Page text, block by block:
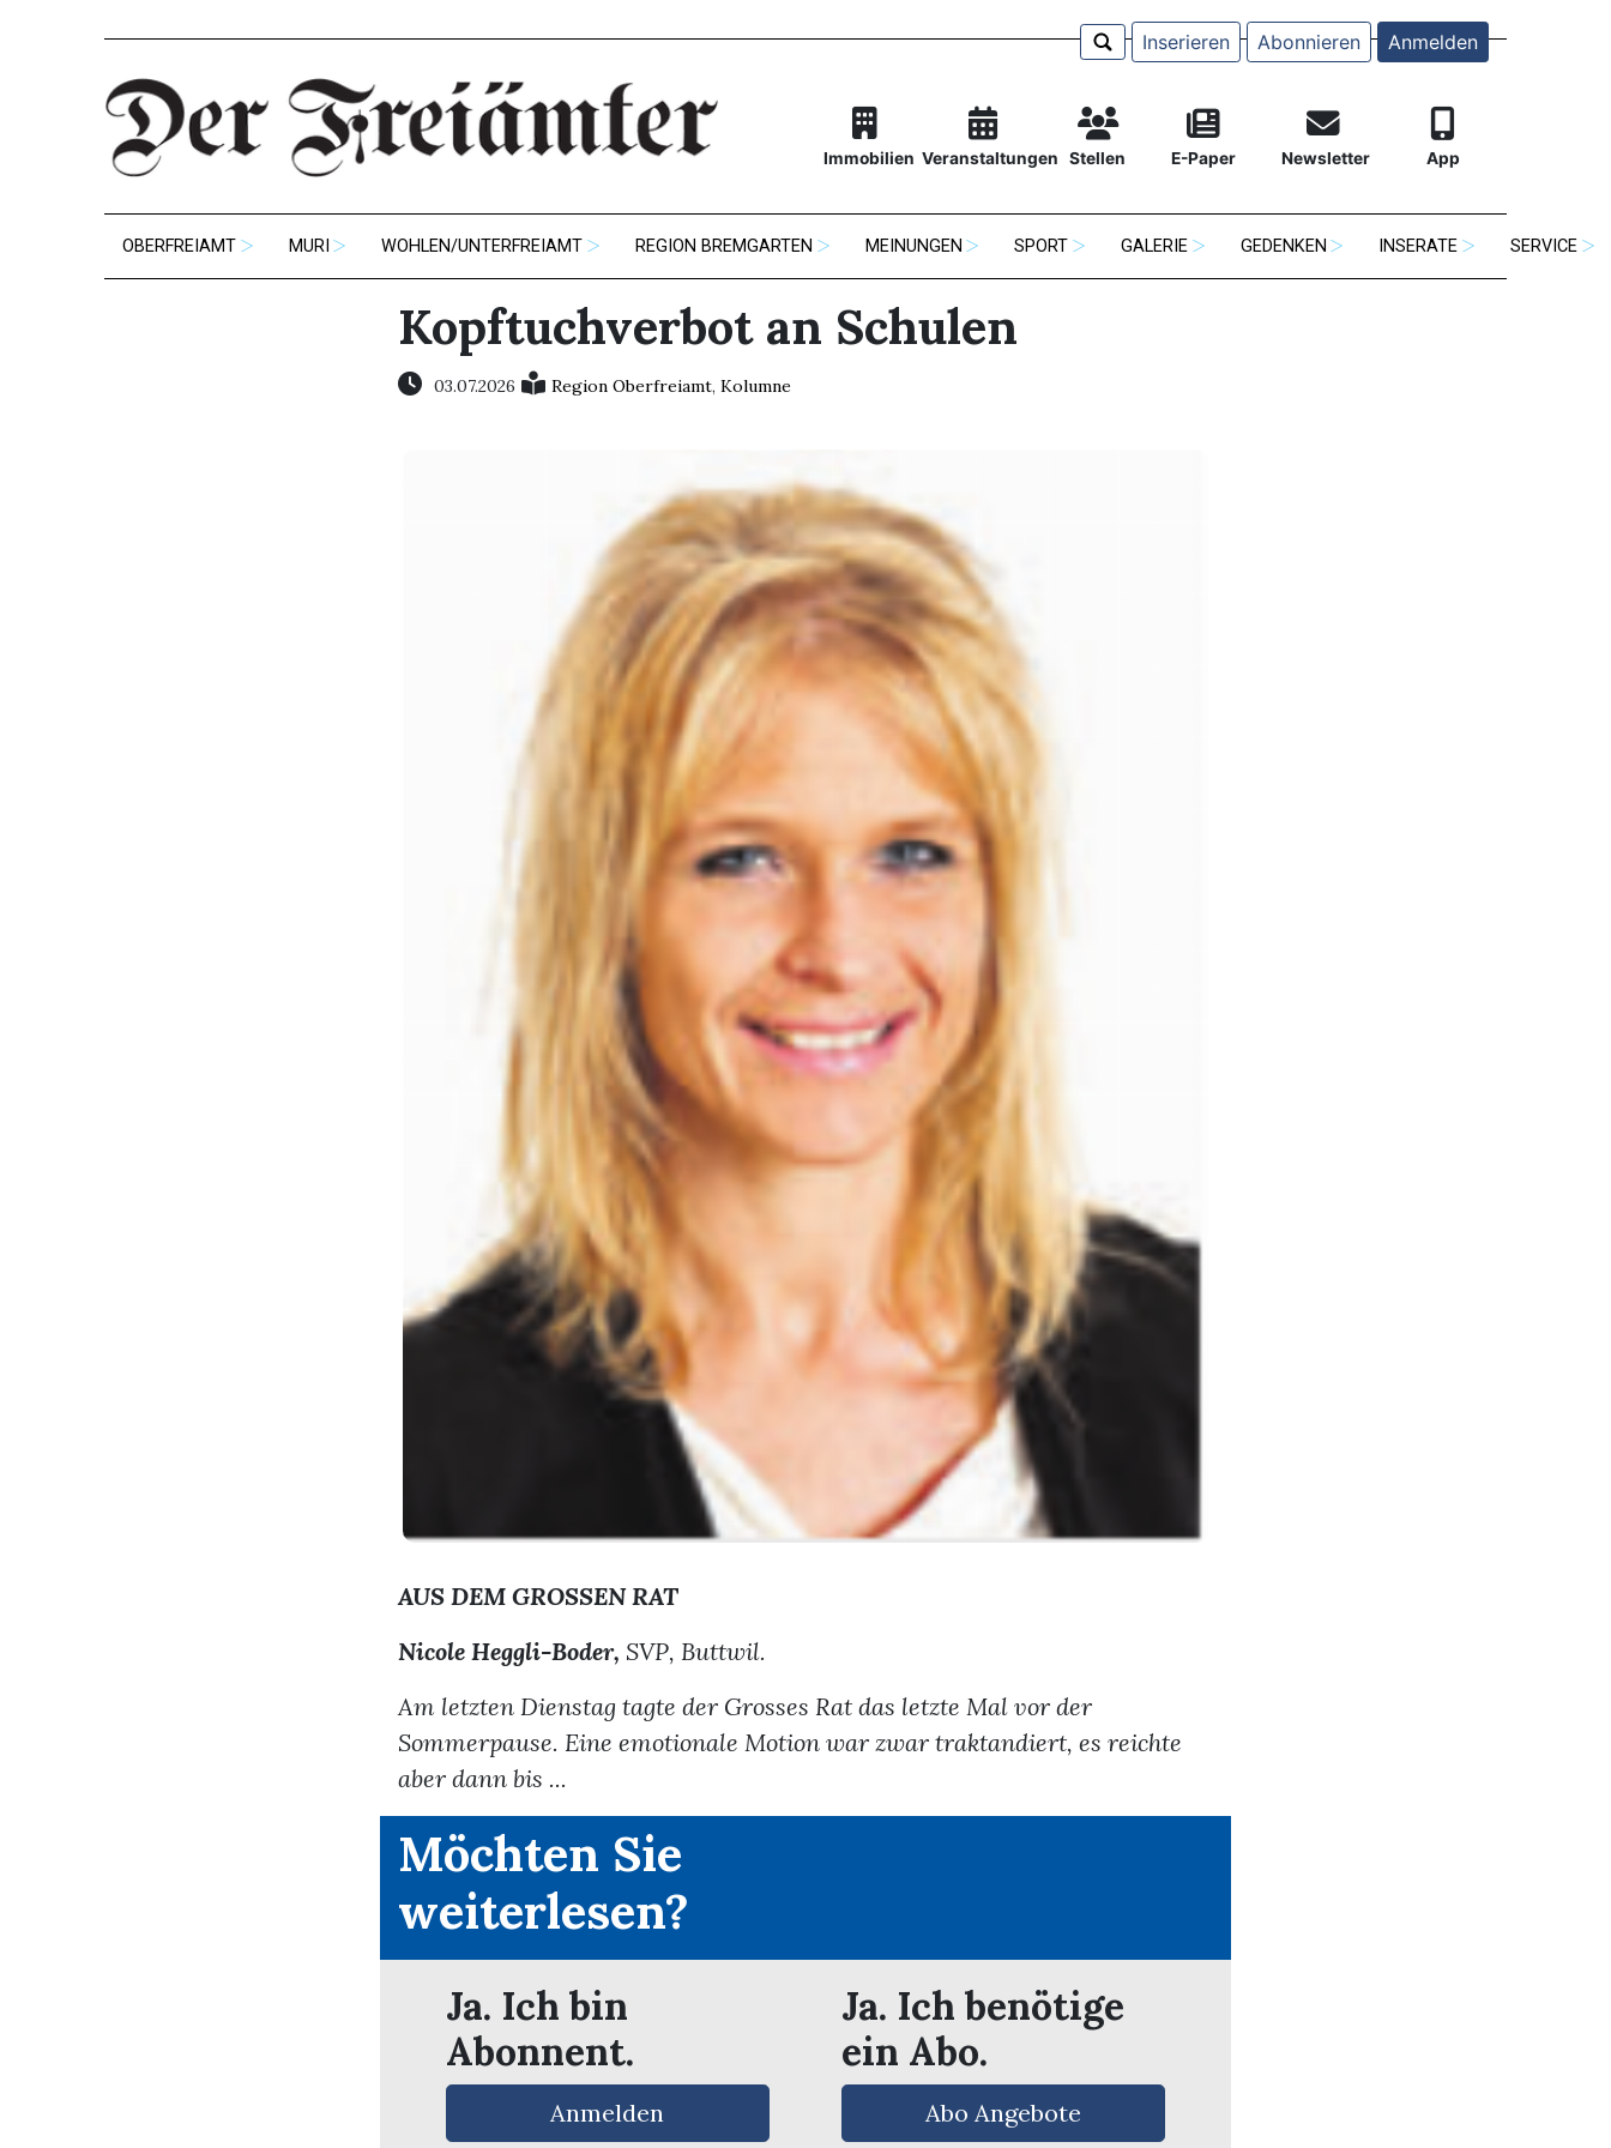
Inserieren Abonnieren Anmelden
Immobilien Veranstaltungen Stellen E-Paper Newsletter App
OBERFREIAMT MURI WOHLEN/UNTERFREIAMT REGION BREMGARTEN MEINUNGEN SPORT GALERIE GEDENKEN INSERATE SERVICE
Kopftuchverbot an Schulen
03.07.2026 Region Oberfreiamt, Kolumne
AUS DEM GROSSEN RAT
Nicole Heggli-Boder, SVP, Buttwil.
Am letzten Dienstag tagte der Grosses Rat das letzte Mal vor der
Sommerpause. Eine emotionale Motion war zwar traktandiert, es reichte
aber dann bis ...
Möchten Sie
weiterlesen?
Ja. Ich bin
Abonnent.
Anmelden
Ja. Ich benötige
ein Abo.
Abo Angebote